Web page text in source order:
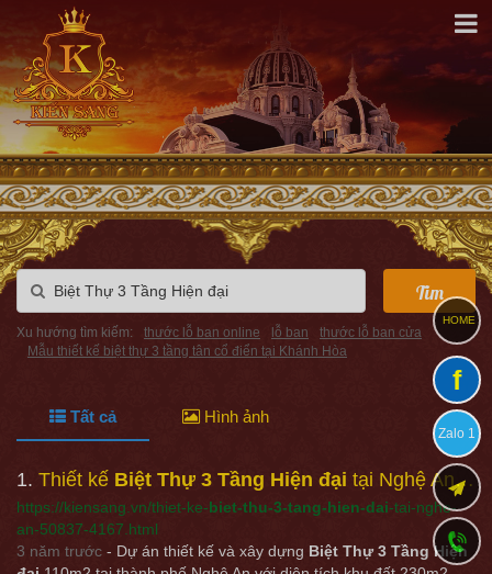
Tìm
Xu hướng tìm kiếm: thước lỗ ban online lỗ ban
thước lỗ ban cửa
Mẫu thiết kế biệt thự 3 tầng tân cổ điển tại Khánh Hòa
Tất cả Hình ảnh
1 Thiết kế Biệt Thự 3 Tầng Hiện đại tại Nghệ An - Kiensang.vn
https://kiensang.vn/thiet-ke-biet-thu-3-tang-hien-dai-tai-nghe-
an-50837-4167.html
3 năm trước - Dự án thiết kế và xây dựng Biệt Thự 3 Tầng Hiện
HOME
f
Zalo 1